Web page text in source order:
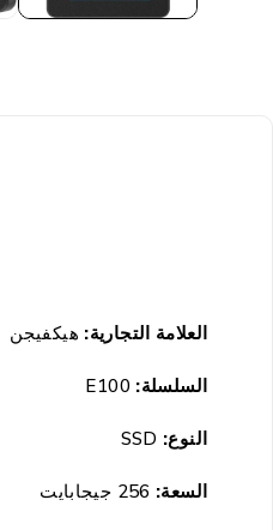
العلامة التجارية: هيكفيجن
السلسلة:
النوع:
السعة: